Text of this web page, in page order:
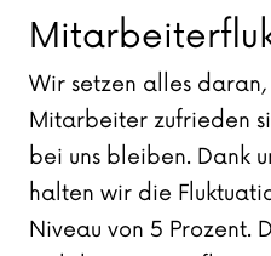
Wir setzen alles daran,
Mitarbeiter zufrieden
bei uns bleiben. Dank
halten wir die
Niveau von 5 Prozent.